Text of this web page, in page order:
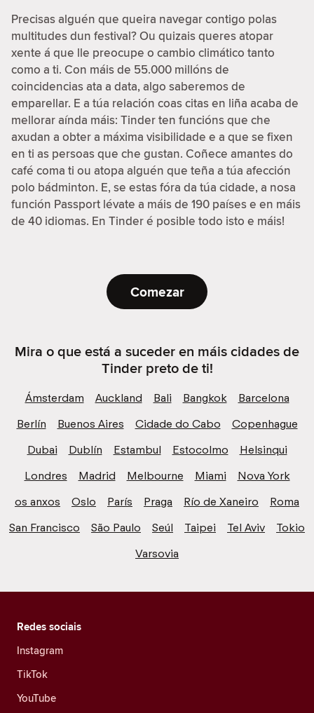
Precisas alguén que queira navegar contigo polas
multitudes dun festival? Ou quizais queres atopar
xente á que lle preocupe o cambio climático tanto
como a ti. Con máis de 55.000 millóns de
coincidencias ata a data, algo saberemos de
emparellar. E a túa relación coas citas en liña acaba de
mellorar aínda máis: Tinder ten funcións que che
axudan a obter a máxima visibilidade e a que se fixen
en ti as persoas que che gustan. Coñece amantes do
café coma ti ou atopa alguén que teña a túa afección
polo bádminton. E, se estas fóra da túa cidade, a nosa
función Passport lévate a máis de 190 países e en máis
de 40 idiomas. En Tinder é posible todo isto e máis!
Comezar
Mira o que está a suceder en máis cidades de
Tinder preto de ti!
Ámsterdam Auckland Bali Bangkok
Barcelona
Berlín
Buenos Aires Cidade do Cabo
Copenhague
Dubai
Dublín Estambul Estocolmo
Helsinqui
Londres
Madrid Melbourne Miami
Nova York
os anxos
Oslo París Praga Río de Xaneiro
Roma
San Francisco
São Paulo Seúl Taipei Tel Aviv
Tokio
Varsovia
Redes sociais
Instagram
TikTok
YouTube